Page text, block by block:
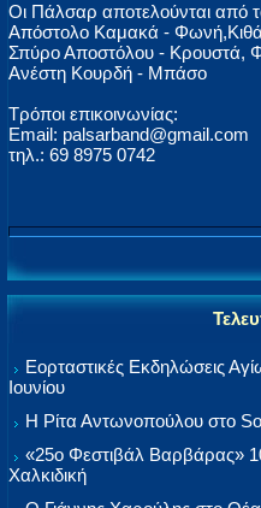
Οι Πάλσαρ αποτελούνται από
Απόστολο Καμακά -
Σπύρο Αποστόλου - Κρουστά,
Ανέστη Κουρδή - Μπάσο
Τρόποι επικοινωνίας:
Email: palsarband@gmail.com
τηλ.: 69 8975 0742
Εορταστικές Εκδηλώσεις
Ιουνίου
Η Ρίτα Αντωνοπούλου στο
«25ο Φεστιβάλ Βαρβάρας»
Χαλκιδική